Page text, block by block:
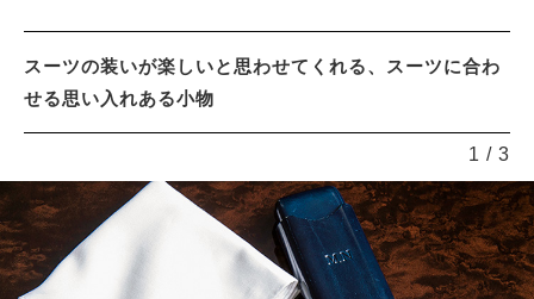
スーツの装いが楽しいと思わせてくれる、スーツに合わ
せる思い入れある小物
1 / 3